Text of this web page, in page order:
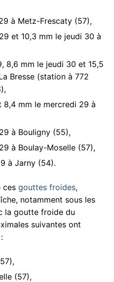
à Metz-Frescaty (57),
et 10,3 mm le jeudi 30 à
8,6 mm le jeudi 30 et 15,5
Bresse (station à 772
8,4 mm le mercredi 29 à
à Bouligny (55),
à Boulay-Moselle (57),
à Jarny (54).
ces gouttes froides,
notamment sous les
la goutte froide du
suivantes ont
(57),